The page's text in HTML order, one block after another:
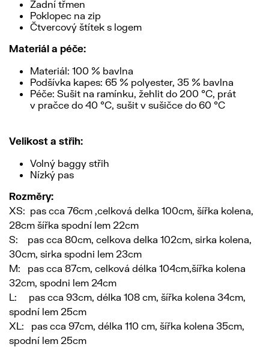
Zadní třmen
Poklopec na zip
Čtvercový štítek s logem
Materiál a péče:
Materiál: 100 % bavlna
Podšívka kapes: 65 % polyester, 35 % bavlna
Péče: Sušit na ramínku, žehlit do 200 °C, prát
v pračce do 40 °C, sušit v sušičce do 60 °C
Velikost a střih:
Volný baggy střih
Nízký pas
Rozměry:
XS: pas cca 76cm ,celková delka 100cm, šířka kolena,
28cm šířka spodní lem 22cm
S: pas cca 80cm, celkova delka 102cm, sirka kolena,
30cm, sirka spodni lem 23cm
M: pas cca 87cm, celková délka 104cm,šířka kolena
32cm, spodni lem 24cm
L: pas cca 93cm, délka 108 cm, šířka kolena 34cm,
spodní lem 25cm
XL: pas cca 97cm, délka 110 cm, šířka kolena 35cm,
spodní lem 25cm